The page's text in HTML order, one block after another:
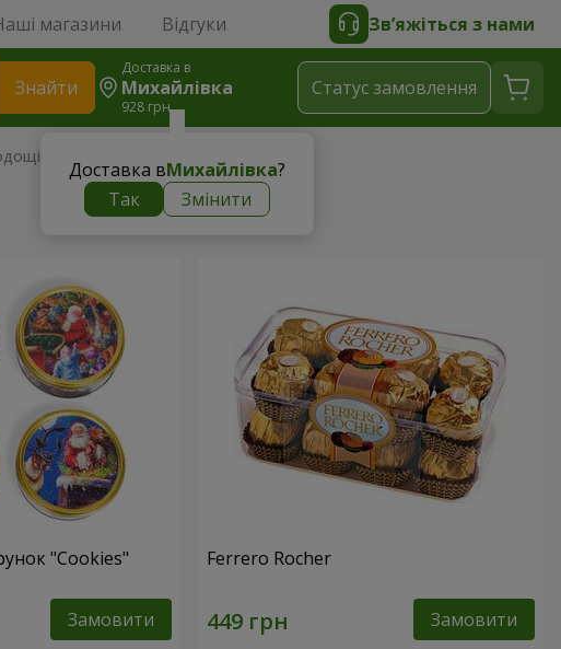
магазини Відгуки Зв’яжіться з нами
Знайти
Доставка в
Михайлівка
928 грн
Доставка вМихайлівка?
Так
Змінити
Статус замовлення
"Cookies"
Замовити
Ferrero Rocher
Замовити